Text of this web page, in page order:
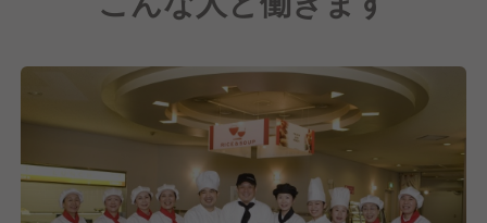
部』では、関西、中四国、九州といった西日本エリア
での企業の社員食堂、事業所給食などの運営・受託を
おこなっています。
その中で関西事業部では阪急電鉄 本社の食堂におけ
る調理・運営業務を受託しています。